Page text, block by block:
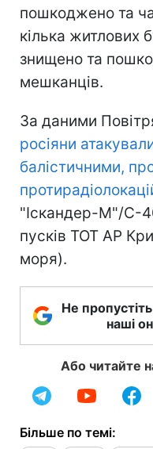
пошкоджено та
кілька житлових
знищено та
мешканців.
За даними
росіяни
балістичними,
"Іскандер-М"/С-
пусків ТОТ АР
моря).
Не
наші
Або читайте
Більше по темі: